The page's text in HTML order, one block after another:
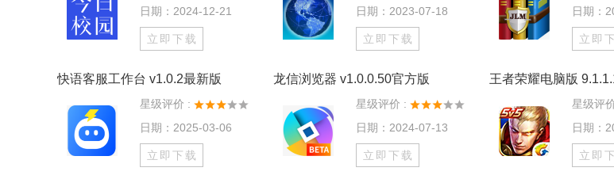
日期：2024-12-21
立即下载
日期：2023-07-18
立即下载
日期：
立即
快语客服工作台 v1.0.2最新版
星级评价 :
日期：2025-03-06
立即下载
龙信浏览器 v1.0.0.50官方版
星级评价 :
日期：2024-07-13
立即下载
王者荣耀电脑版
星级评
日期：
立即